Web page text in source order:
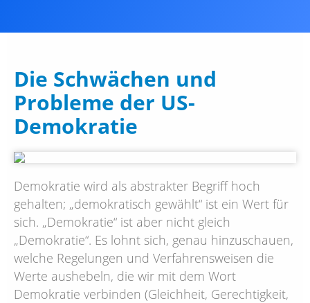
Die Schwächen und
Probleme der US-
Demokratie
Demokratie wird als abstrakter Begriff hoch
gehalten; „demokratisch gewählt“ ist ein Wert für
sich. „Demokratie“ ist aber nicht gleich
„Demokratie“. Es lohnt sich, genau hinzuschauen,
welche Regelungen und Verfahrensweisen die
Werte aushebeln, die wir mit dem Wort
Demokratie verbinden (Gleichheit, Gerechtigkeit,